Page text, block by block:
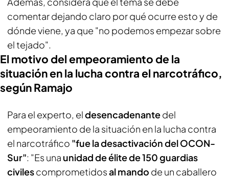
comentar dejando claro por qué ocurre esto y de
dónde viene, ya que "no podemos empezar sobre
el tejado".
El motivo del empeoramiento de la
situación en la lucha contra el narcotráfico,
según Ramajo
Para el experto, eldesencadenantedel
empeoramiento de la situación en la lucha contra
el narcotráfico "fue la desactivación del OCON-
Sur": "Es una unidad de élite de 150 guardias
civilescomprometidosal mando de un caballero